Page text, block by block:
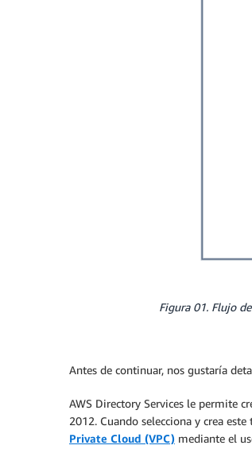
Figura 01. Flujo
Antes de continuar, nos gustaría
AWS Directory Services le permite
2012. Cuando selecciona y crea
Private Cloud (VPC) mediante el